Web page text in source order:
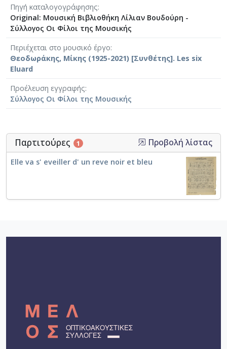
Πηγή καταλογογράφησης
Original: Μουσική Βιβλιοθήκη Λίλιαν Βουδούρη -
Σύλλογος Οι Φίλοι της Μουσικής
Περιέχεται στο μουσικό έργο
Θεοδωράκης, Μίκης (1925-2021) [Συνθέτης]. Les six
Eluard
Προέλευση εγγραφής
Σύλλογος Οι Φίλοι της Μουσικής
Παρτιτούρες 1 Προβολή λίστας
Elle va s' eveiller d' un reve noir et bleu